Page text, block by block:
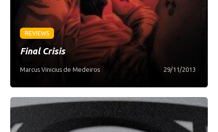
REVIEWS
Final Crisis
Marcus Vinicius de Medeiros 29/11/2013